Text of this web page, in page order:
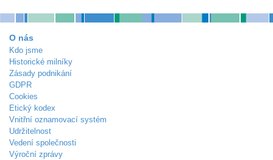
O nás
Kdo jsme
Historické milníky
Zásady podnikání
GDPR
Cookies
Etický kodex
Vnitřní oznamovací systém
Udržitelnost
Vedení společnosti
Výroční zprávy